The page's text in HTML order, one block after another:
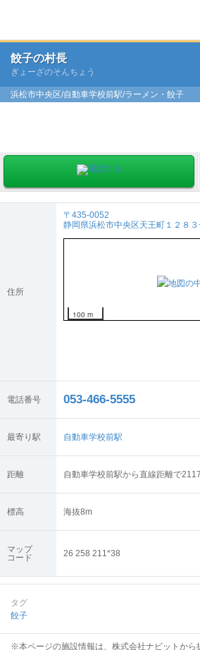
餃子の村長
ぎょーざのそんちょう
浜松市中央区/自動車学校前駅/ラーメン・餃子
住所
〒435-0052
静岡県浜松市中央区天王町１２８３
100 m
電話番号 053-466-5555
最寄り駅 自動車学校前駅
距離 自動車学校前駅から直線距離で
標高 海抜8m
マップ
コード
26 258 211*38
タグ
餃子
※本ページの施設情報は、株式会社ナビットから